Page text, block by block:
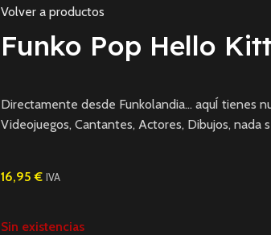
Volver a productos
Funko Pop Hello
Directamente desde Funkolandia… aquÍ tienes
Videojuegos, Cantantes, Actores, Dibujos, nada
16,95€ IVA
Sin existencias